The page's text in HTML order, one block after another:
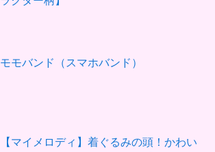
モモバンド（スマホバンド）
【マイメロディ】着ぐるみの頭！かわい